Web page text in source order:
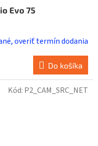
Evo 75
overiť termín dodania
Do košíka
Kód: P2_CAM_SRC_NET